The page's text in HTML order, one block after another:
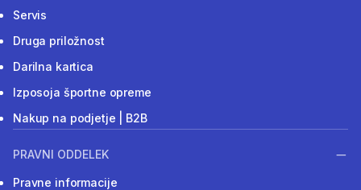
Servis
Druga priložnost
Darilna kartica
Izposoja športne opreme
Nakup na podjetje | B2B
PRAVNI ODDELEK
Pravne informacije